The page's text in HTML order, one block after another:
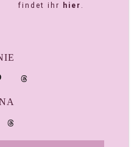
findet ihr
hier .